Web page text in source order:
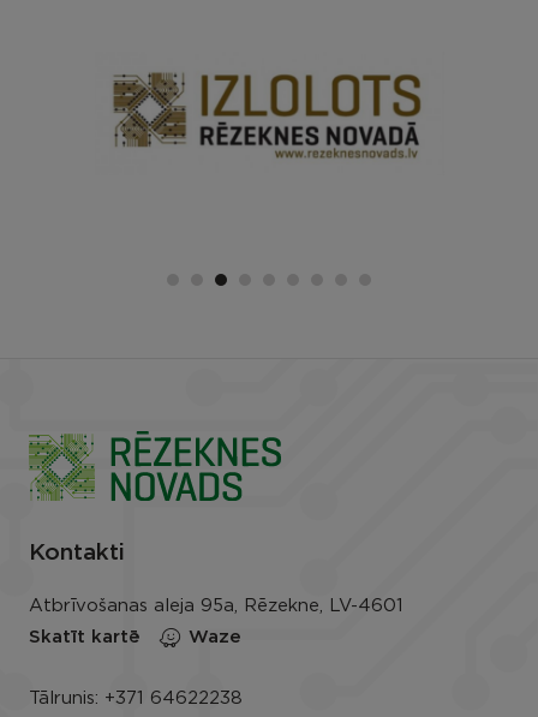
Kontakti
Atbrīvošanas aleja 95a, Rēzekne, LV-4601
Skatīt kartē
Waze
Tālrunis: +371 64622238